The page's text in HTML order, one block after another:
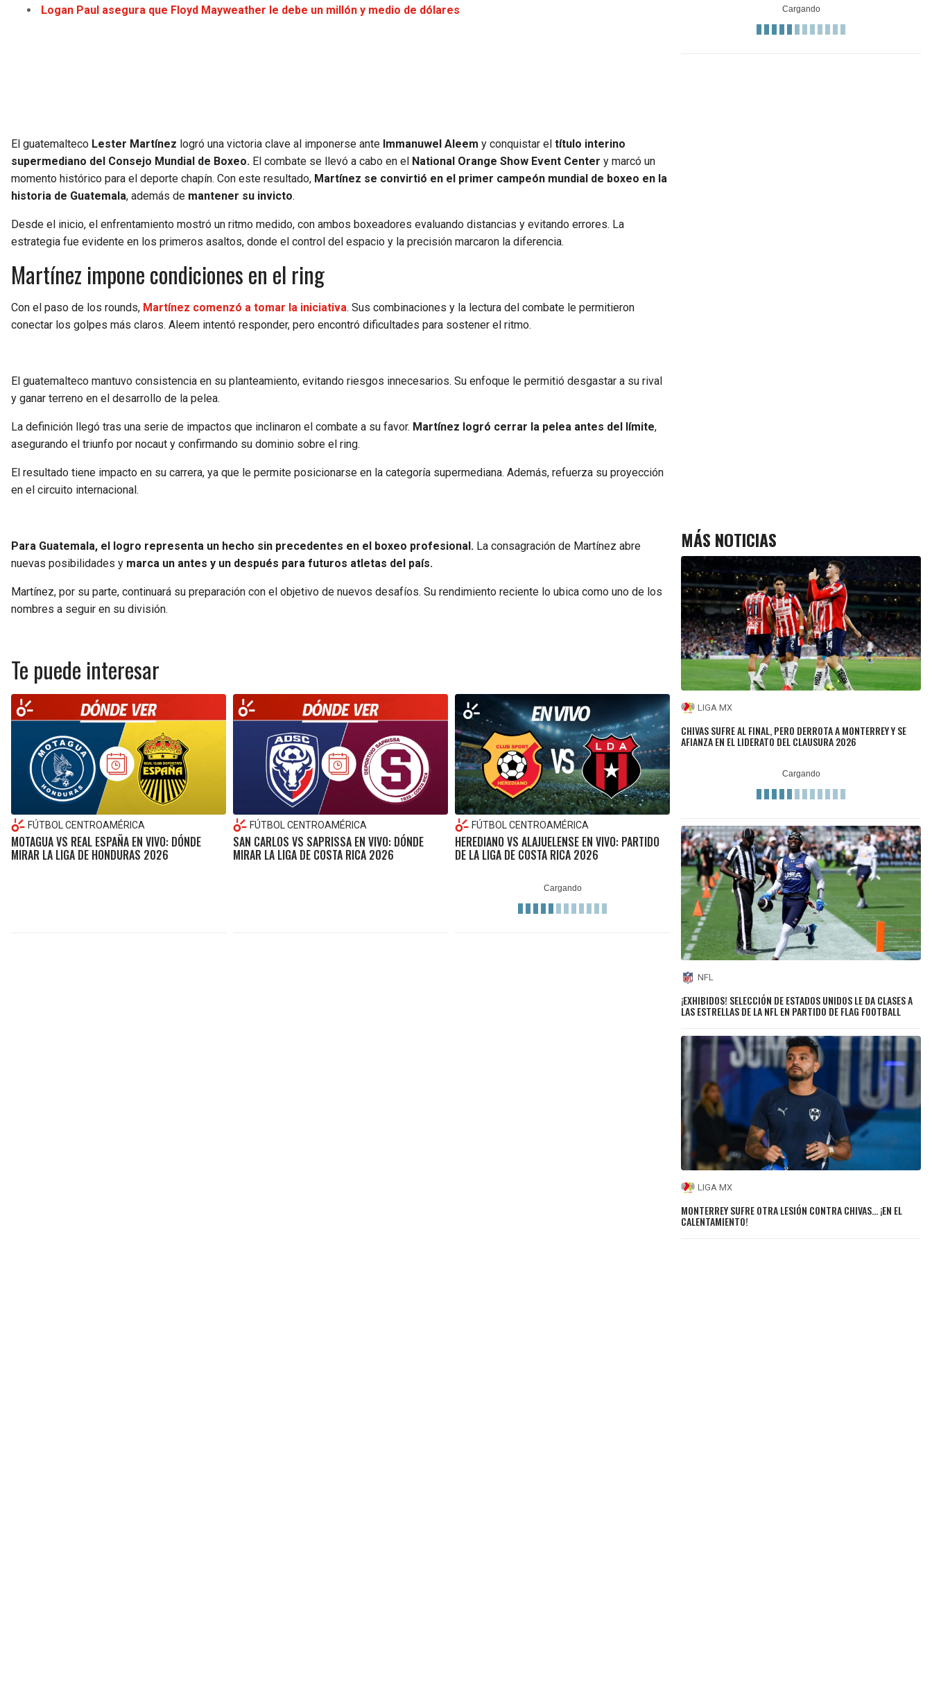
Logan Paul asegura que Floyd Mayweather le debe un millón y medio de dólares
El guatemalteco Lester Martínez logró una victoria clave al imponerse ante Immanuwel Aleem y conquistar el título interino
supermediano del Consejo Mundial de Boxeo. El combate se llevó a cabo en el National Orange Show Event Center y marcó un
momento histórico para el deporte chapín. Con este resultado, Martínez se convirtió en el primer campeón mundial de boxeo en la
historia de Guatemala, además de mantener su invicto.
Desde el inicio, el enfrentamiento mostró un ritmo medido, con ambos boxeadores evaluando distancias y evitando errores. La
estrategia fue evidente en los primeros asaltos, donde el control del espacio y la precisión marcaron la diferencia.
Martínez impone condiciones en el ring
Con el paso de los rounds, Martínez comenzó a tomar la iniciativa. Sus combinaciones y la lectura del combate le permitieron
conectar los golpes más claros. Aleem intentó responder, pero encontró dificultades para sostener el ritmo.
El guatemalteco mantuvo consistencia en su planteamiento, evitando riesgos innecesarios. Su enfoque le permitió desgastar a su rival
y ganar terreno en el desarrollo de la pelea.
La definición llegó tras una serie de impactos que inclinaron el combate a su favor. Martínez logró cerrar la pelea antes del límite,
asegurando el triunfo por nocaut y confirmando su dominio sobre el ring.
El resultado tiene impacto en su carrera, ya que le permite posicionarse en la categoría supermediana. Además, refuerza su proyección
en el circuito internacional.
Para Guatemala, el logro representa un hecho sin precedentes en el boxeo profesional. La consagración de Martínez abre
nuevas posibilidades y marca un antes y un después para futuros atletas del país.
Martínez, por su parte, continuará su preparación con el objetivo de nuevos desafíos. Su rendimiento reciente lo ubica como uno de los
nombres a seguir en su división.
Te puede interesar
FÚTBOL CENTROAMÉRICA
MOTAGUA VS REAL ESPAÑA EN VIVO: DÓNDE
MIRAR LA LIGA DE HONDURAS 2026
FÚTBOL CENTROAMÉRICA
SAN CARLOS VS SAPRISSA EN VIVO: DÓNDE
MIRAR LA LIGA DE COSTA RICA 2026
FÚTBOL CENTROAMÉRICA
HEREDIANO VS ALAJUELENSE EN VIVO: PARTIDO
DE LA LIGA DE COSTA RICA 2026
MÁS NOTICIAS
LIGA MX
CHIVAS SUFRE AL FINAL, PERO DERROTA A MONTERREY Y SE
AFIANZA EN EL LIDERATO DEL CLAUSURA 2026
NFL
¡EXHIBIDOS! SELECCIÓN DE ESTADOS UNIDOS LE DA CLASES A
LAS ESTRELLAS DE LA NFL EN PARTIDO DE FLAG FOOTBALL
LIGA MX
MONTERREY SUFRE OTRA LESIÓN CONTRA CHIVAS… ¡EN EL
CALENTAMIENTO!